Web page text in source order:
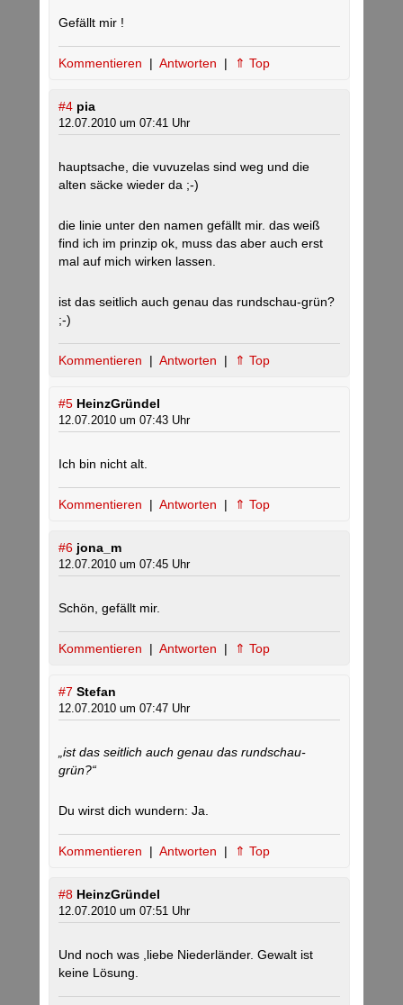
Gefällt mir !
Kommentieren | Antworten | ⇑ Top
#4 pia
12.07.2010 um 07:41 Uhr
hauptsache, die vuvuzelas sind weg und die
alten säcke wieder da ;-)
die linie unter den namen gefällt mir. das weiß
find ich im prinzip ok, muss das aber auch erst
mal auf mich wirken lassen.
ist das seitlich auch genau das rundschau-grün?
;-)
Kommentieren | Antworten | ⇑ Top
#5 HeinzGründel
12.07.2010 um 07:43 Uhr
Ich bin nicht alt.
Kommentieren | Antworten | ⇑ Top
#6 jona_m
12.07.2010 um 07:45 Uhr
Schön, gefällt mir.
Kommentieren | Antworten | ⇑ Top
#7 Stefan
12.07.2010 um 07:47 Uhr
„ist das seitlich auch genau das rundschau-
grün?“
Du wirst dich wundern: Ja.
Kommentieren | Antworten | ⇑ Top
#8 HeinzGründel
12.07.2010 um 07:51 Uhr
Und noch was ,liebe Niederländer. Gewalt ist
keine Lösung.